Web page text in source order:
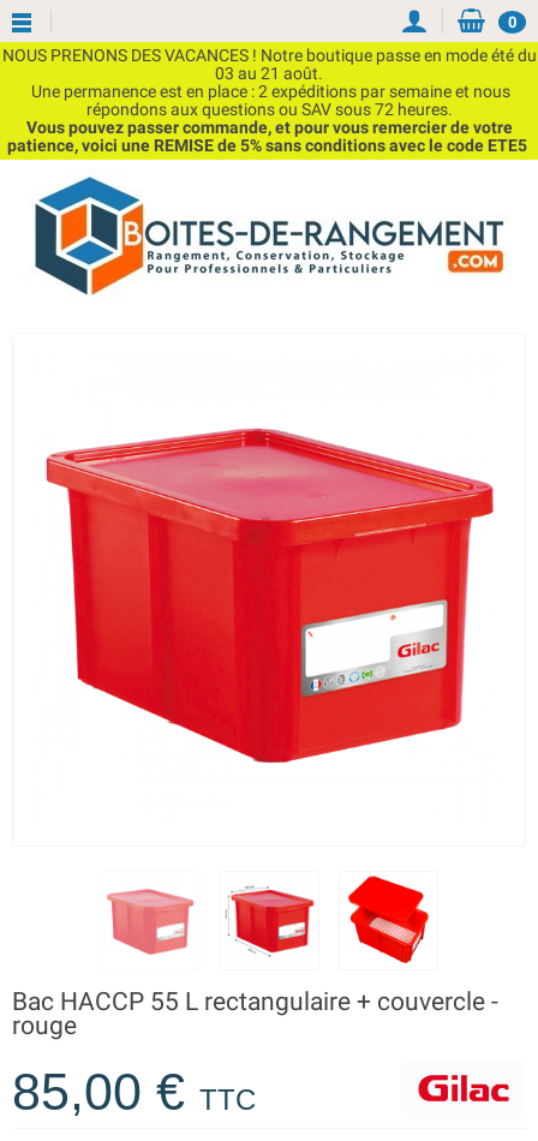
NOUS PRENONS DES VACANCES ! Notre boutique passe en mode été du
03 au 21 août.
Une permanence est en place : 2 expéditions par semaine et nous
répondons aux questions ou SAV sous 72 heures.
Vous pouvez passer commande, et pour vous remercier de votre
patience, voici une REMISE de 5% sans conditions avec le code ETE5
0
Bac HACCP 55 L rectangulaire + couvercle -
rouge
85,00 € TTC